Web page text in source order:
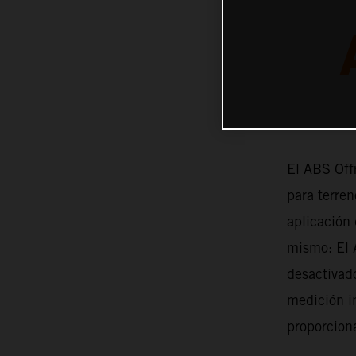
El ABS
para
aplicación
mismo: El
medición